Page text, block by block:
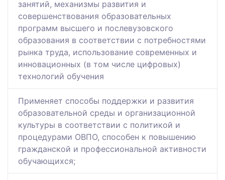
занятий, механизмы развития и
совершенствования образовательных
программ высшего и послевузовского
образования в соответствии с потребностями
рынка труда, использование современных и
инновационных (в том числе цифровых)
технологий обучения
Применяет способы поддержки и развития
образовательной среды и организационной
культуры в соответствии с политикой и
процедурами ОВПО, способен к повышению
гражданской и профессиональной активности
обучающихся;